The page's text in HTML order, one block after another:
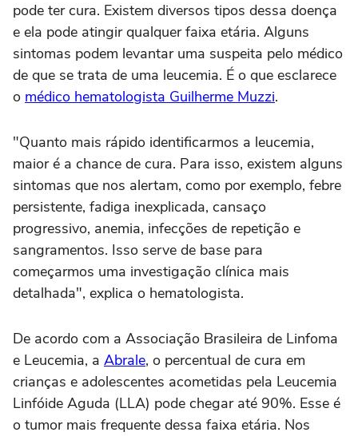
pode ter cura. Existem diversos tipos dessa doença
e ela pode atingir qualquer faixa etária. Alguns
sintomas podem levantar uma suspeita pelo médico
de que se trata de uma leucemia. É o que esclarece
o médico hematologista Guilherme Muzzi.
"Quanto mais rápido identificarmos a leucemia,
maior é a chance de cura. Para isso, existem alguns
sintomas que nos alertam, como por exemplo, febre
persistente, fadiga inexplicada, cansaço
progressivo, anemia, infecções de repetição e
sangramentos. Isso serve de base para
começarmos uma investigação clínica mais
detalhada", explica o hematologista.
De acordo com a Associação Brasileira de Linfoma
e Leucemia, a Abrale, o percentual de cura em
crianças e adolescentes acometidas pela Leucemia
Linfóide Aguda (LLA) pode chegar até 90%. Esse é
o tumor mais frequente dessa faixa etária. Nos